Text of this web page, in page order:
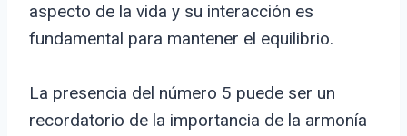
aspecto de la vida y su interacción es
fundamental para mantener el equilibrio.
La presencia del número 5 puede ser un
recordatorio de la importancia de la armonía